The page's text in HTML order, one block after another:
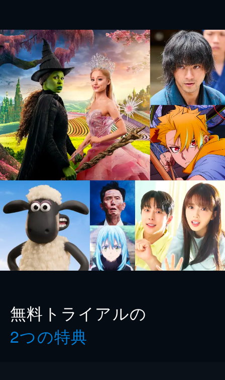
無料トライアルの
2つの特典